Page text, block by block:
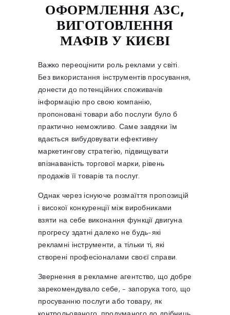
ОФОРМЛЕННЯ АЗС,
ВИГОТОВЛЕННЯ
МАФІВ У КИЄВІ
Важко переоцінити роль реклами у світі.
Без використання інструментів просування,
донести до потенційних споживачів
інформацію про свою компанію,
пропоновані товари або послуги було б
практично неможливо. Саме завдяки їм
вдається вибудовувати ефективну
маркетингову стратегію, підвищувати
впізнаваність торгової марки, рівень
продажів її товарів та послуг.
Однак через існуюче розмаїття пропозицій
і високої конкуренції між виробниками
взяти на себе виконання функції двигуна
прогресу здатні далеко не будь-які
рекламні інструменти, а тільки ті, які
створені професіоналами своєї справи.
Звернення в рекламне агентство, що добре
зарекомендувало себе, - запорука того, що
просуванню послуги або товару, як